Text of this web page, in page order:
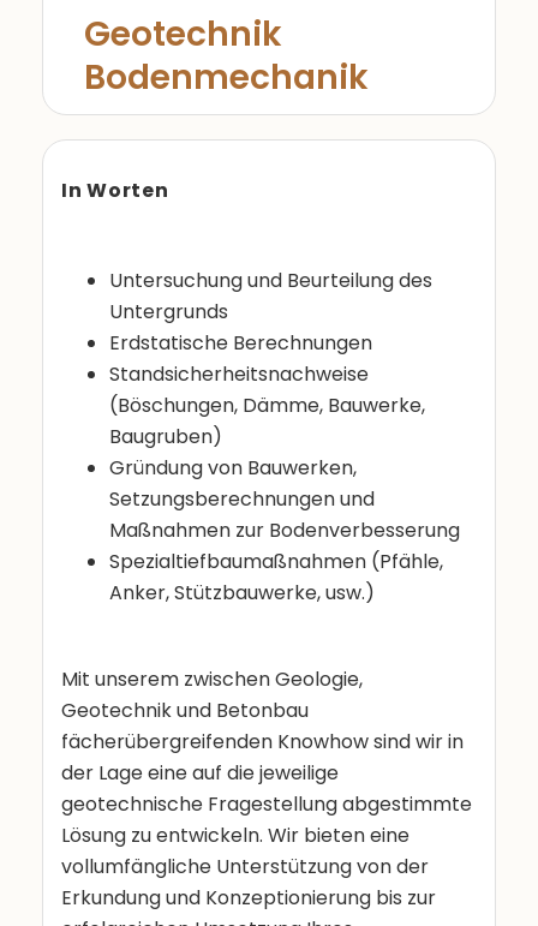
Geotechnik
Bodenmechanik
In Worten
Untersuchung und Beurteilung des
Untergrunds
Erdstatische Berechnungen
Standsicherheitsnachweise
(Böschungen, Dämme, Bauwerke,
Baugruben)
Gründung von Bauwerken,
Setzungsberechnungen und
Maßnahmen zur Bodenverbesserung
Spezialtiefbaumaßnahmen (Pfähle,
Anker, Stützbauwerke, usw.)
Mit unserem zwischen Geologie,
Geotechnik und Betonbau
fächerübergreifenden Knowhow sind wir in
der Lage eine auf die jeweilige
geotechnische Fragestellung abgestimmte
Lösung zu entwickeln. Wir bieten eine
vollumfängliche Unterstützung von der
Erkundung und Konzeptionierung bis zur